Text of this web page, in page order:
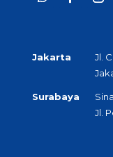
Jakarta
Jl.
Surabaya
Jl.